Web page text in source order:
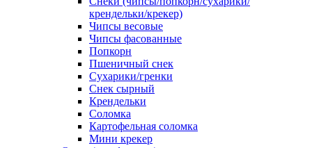
крендельки/крекер)
Чипсы весовые
Чипсы фасованные
Попкорн
Пшеничный снек
Сухарики/гренки
Снек сырный
Крендельки
Соломка
Картофельная соломка
Мини крекер